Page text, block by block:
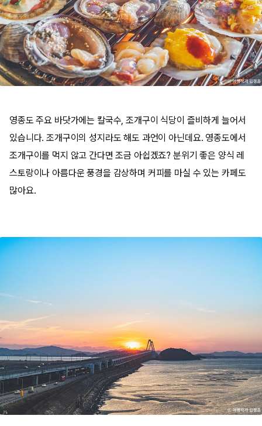
영종도 주요 바닷가에는 칼국수, 조개구이 식당이 즐비하게 늘어서
있습니다. 조개구이의 성지라도 해도 과언이 아닌데요. 영종도에서
조개구이를 먹지 않고 간다면 조금 아쉽겠죠? 분위기 좋은 양식 레
스토랑이나 아름다운 풍경을 감상하며 커피를 마실 수 있는 카페도
많아요.​